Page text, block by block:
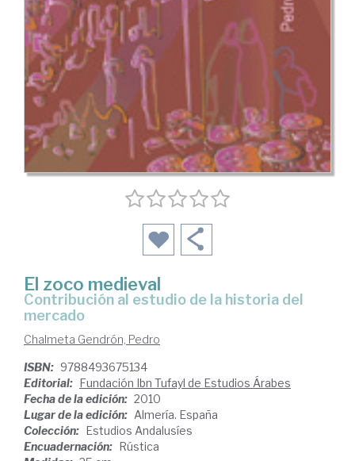
El zoco medieval
contribución al estudio de la historia del
mercado
Chalmeta Gendrón, Pedro
ISBN: 9788493675134
Editorial: Fundación Ibn Tufayl de Estudios Árabes
Fecha de la edición: 2010
Lugar de la edición: Almería. España
Colección: Estudios Andalusíes
Encuadernación: Rústica